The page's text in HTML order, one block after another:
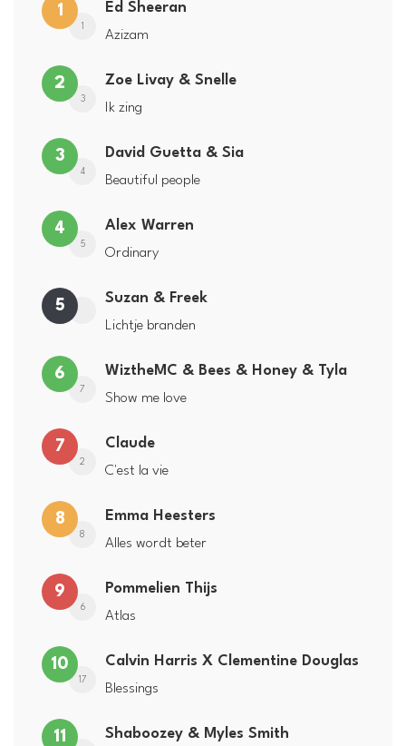
1
1
Ed Sheeran
Azizam
2
3
Zoe Livay & Snelle
Ik zing
3
4
David Guetta & Sia
Beautiful people
4
5
Alex Warren
Ordinary
5 Suzan & Freek
Lichtje branden
6
7
WiztheMC & Bees & Honey & Tyla
Show me love
7
2
Claude
C'est la vie
8
8
Emma Heesters
Alles wordt beter
9
6
Pommelien Thijs
Atlas
10
17
Calvin Harris X Clementine Douglas
Blessings
11 Shaboozey & Myles Smith